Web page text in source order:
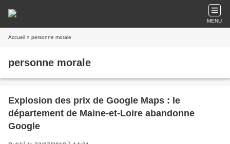
MENU
Accueil » personne morale
personne morale
Explosion des prix de Google Maps : le
département de Maine-et-Loire abandonne
Google